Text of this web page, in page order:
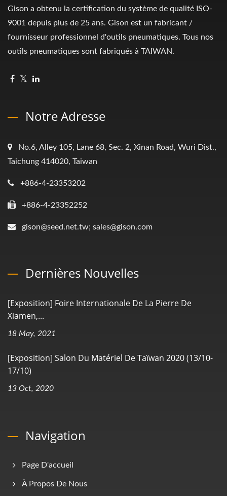
Gison a obtenu la certification du système de qualité ISO-
9001 depuis plus de 25 ans. Gison est un fabricant /
fournisseur professionnel d'outils pneumatiques. Tous nos
outils pneumatiques sont fabriqués à TAIWAN.
Notre Adresse
No.6, Alley 105, Lane 68, Sec. 2, Xinan Road, Wuri Dist.,
Taichung 414020, Taiwan
+886-4-23353202
+886-4-23352252
gison@seed.net.tw; sales@gison.com
Dernières Nouvelles
[Exposition] Foire Internationale De La Pierre De
Xiamen,...
18 May, 2021
[Exposition] Salon Du Matériel De Taïwan 2020 (13/10-
17/10)
13 Oct, 2020
Navigation
Page D'accueil
À Propos De Nous